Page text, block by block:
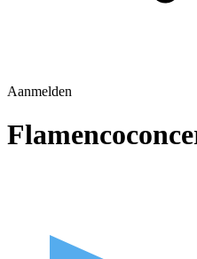
Aanmelden